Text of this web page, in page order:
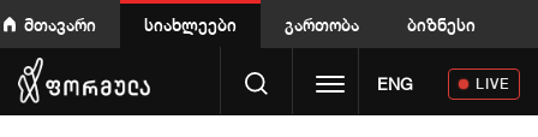
მთავარი სიახლეები გართობა ბიზნესი
Toggle navigation
ENG LIVE